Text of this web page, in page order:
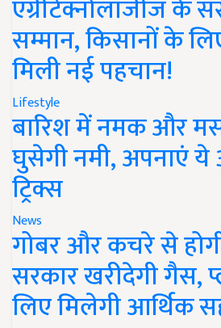
एग्रीटेक्नोलॉजीज के
सम्मान, किसानों के
मिली नई पहचान!
Lifestyle
बारिश में नमक और
घुसेगी नमी, अपनाएं
ट्रिक्स
News
गोबर और कचरे से
सरकार खरीदेगी गैस,
लिए मिलेगी आर्थिक